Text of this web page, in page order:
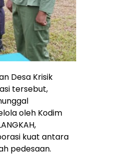
Desa Krisik
tersebut,
oleh Kodim
kuat antara
pedesaan.